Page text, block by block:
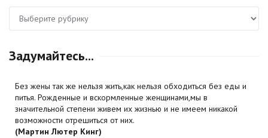
Рубрики
Задумайтесь...
Без жены так же нельзя жить,как нельзя обходиться без еды и
питья. Рожденные и вскормленные женщинами,мы в
значительной степени живем их жизнью и не имеем никакой
возможности отрешиться от них.
(Мартин Лютер Кинг)